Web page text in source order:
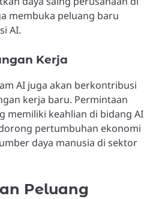
membuka peluang baru
AI.
Kerja
AI juga akan berkontribusi
kerja baru. Permintaan
memiliki keahlian di bidang AI
pertumbuhan ekonomi
daya manusia di sektor
Peluang